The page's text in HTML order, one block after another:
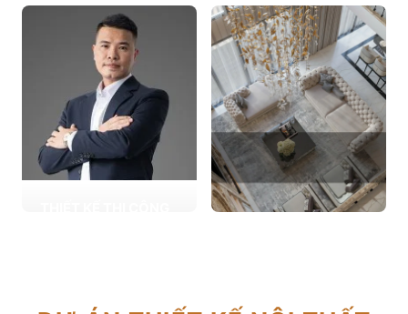
đẳng cấp, cung cấp các
giải pháp thiết kế chuyên
Xem chi tiết
THIẾT KẾ THI CÔNG
NỘI THẤT
Cung cấp các giải pháp
theo phong cách sống với
thiết kế nội thất thông minh
mang tính thẩm mỹ cao
Xem chi tiết
lựa chọn từ các gia đình